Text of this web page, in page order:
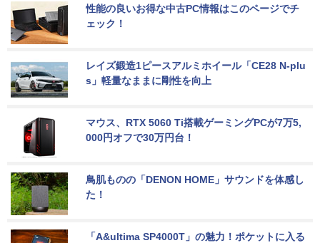
性能の良いお得な中古PC情報はこのページでチ
ェック！
レイズ鍛造1ピースアルミホイール「CE28 N-plu
s」軽量なままに剛性を向上
マウス、RTX 5060 Ti搭載ゲーミングPCが7万5,
000円オフで30万円台！
鳥肌ものの「DENON HOME」サウンドを体感し
た！
「A&ultima SP4000T」の魅力！ポケットに入る